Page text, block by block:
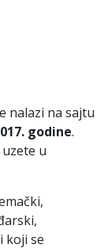
nalazi na sajtu
godine.
u
koji se